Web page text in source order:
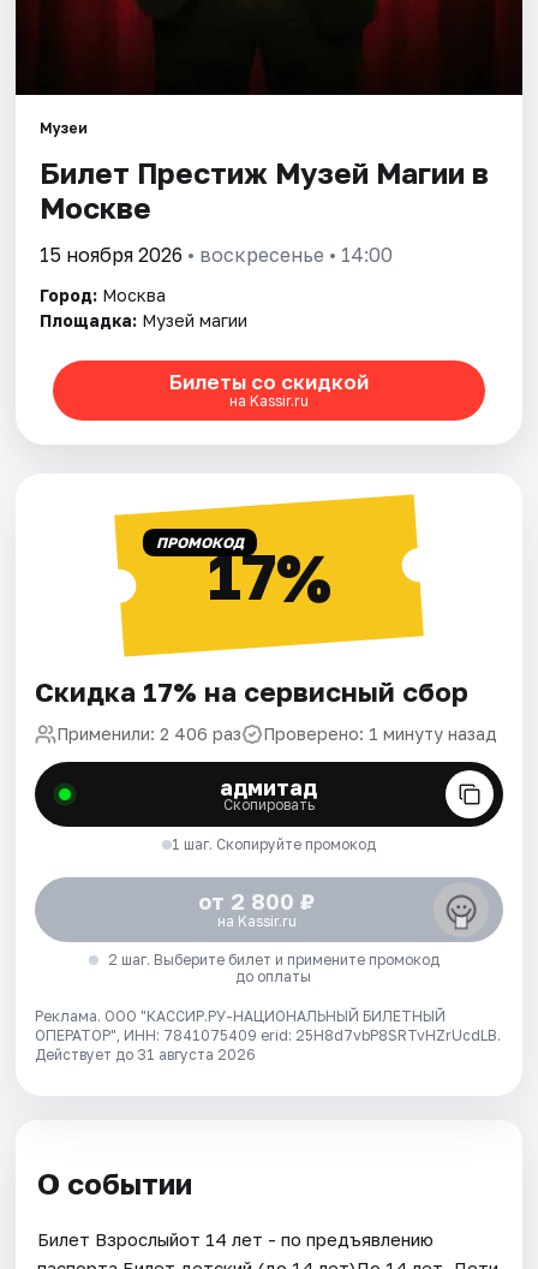
Музеи
Билет Престиж Музей Магии в
Москве
15 ноября 2026 • воскресенье • 14:00
Город: Москва
Площадка: Музей магии
Билеты со скидкой
на Kassir.ru
ПРОМОКОД17%
Скидка 17% на сервисный сбор
Применили: 2 406 раз Проверено: 1 минуту назад
адмитад
Скопировать
1 шаг. Скопируйте промокод
от 2 800 ₽
на Kassir.ru
2 шаг. Выберите билет и примените промокод
до оплаты
Реклама. ООО "КАССИР.РУ-НАЦИОНАЛЬНЫЙ БИЛЕТНЫЙ
ОПЕРАТОР", ИНН: 7841075409 erid: 25H8d7vbP8SRTvHZrUcdLB.
Действует до 31 августа 2026
О событии
Билет Взрослыйот 14 лет - по предъявлению